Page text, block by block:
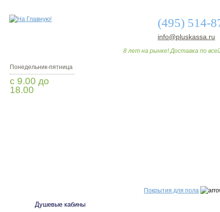
(495) 514-
info@pluskassa.ru
8 лет на рынке! Доставка по
Понедельник-пятница
с 9.00 до
18.00
Покрытия для пола
Душевые кабины